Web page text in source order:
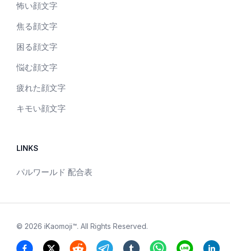
怖い顔文字
焦る顔文字
困る顔文字
悩む顔文字
疲れた顔文字
キモい顔文字
LINKS
パルワールド 配合表
© 2026 iKaomoji™. All Rights Reserved.